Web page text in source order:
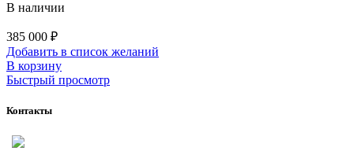
В наличии
385 000 ₽
Добавить в список желаний
В корзину
Быстрый просмотр
Контакты